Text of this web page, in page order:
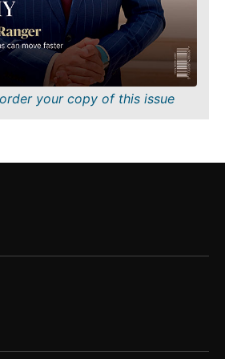
your copy of this issue